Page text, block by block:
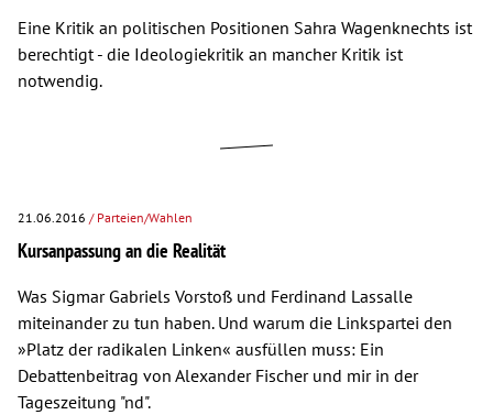
Eine Kritik an politischen Positionen Sahra Wagenknechts ist
berechtigt - die Ideologiekritik an mancher Kritik ist
notwendig.
21.06.2016 / Parteien/Wahlen
Kursanpassung an die Realität
Was Sigmar Gabriels Vorstoß und Ferdinand Lassalle
miteinander zu tun haben. Und warum die Linkspartei den
»Platz der radikalen Linken« ausfüllen muss: Ein
Debattenbeitrag von Alexander Fischer und mir in der
Tageszeitung "nd".